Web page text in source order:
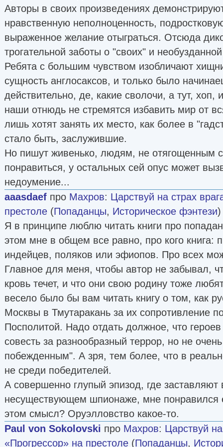
Авторы в своих произведениях
нравственную неполноценность,
выраженное желание отыграться. Отсюда
трогательной заботы о "своих" и
Ребята с большим чувством изобличают
сущность англосаксов, и только было
действительно, де, какие сволочи, а тут, хоп,
наши отнюдь не стремятся избавить мир от
лишь хотят занять их место, как более в
стало быть, заслужившие.
Но пишут живенько, людям, не отягощенным
понравиться, у остальных сей опус может
недоумение...
aaasdaef про Махров: Царствуй на страх
престоле (Попаданцы, Историческое фэнтези)
Я в принципе люблю читать книги про
этом мне в общем все равно, про кого книга:
индейцев, поляков или эфиопов. Про всех
Главное для меня, чтобы автор не забывал,
кровь течет, и что они свою родину тоже
весело было бы вам читать книгу о том, как
Москвы в Тмутаракань за их сопротивление
Посполитой. Надо отдать должное, что
совесть за разнообразный террор, но не
побежденным". А зря, тем более, что в
не среди победителей.
А совершенно глупый эпизод, где заставляют
несуществующем шпионаже, мне
этом смысл? Оруэлловство какое-то.
Paul von Sokolovski про Махров: Царствуй
«Прогрессор» на престоле (Попаданцы,